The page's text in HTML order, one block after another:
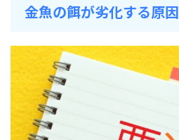
金魚の餌が劣化する原因